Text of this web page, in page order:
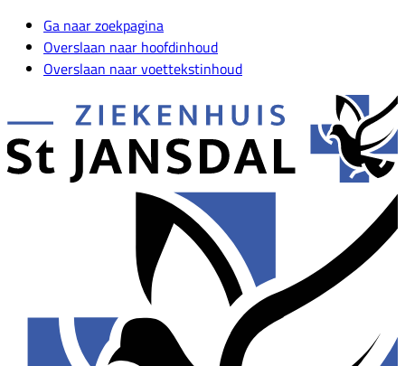
Ga naar zoekpagina
Overslaan naar hoofdinhoud
Overslaan naar voettekstinhoud